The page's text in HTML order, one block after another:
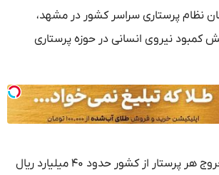
نظام پرستاری سراسر کشور در مشهد،
نیروی انسانی در حوزه پرستاری
عباس عبادی گفت: خروج هر پرستار از کشور حدود ۴۰ میلیارد ریال